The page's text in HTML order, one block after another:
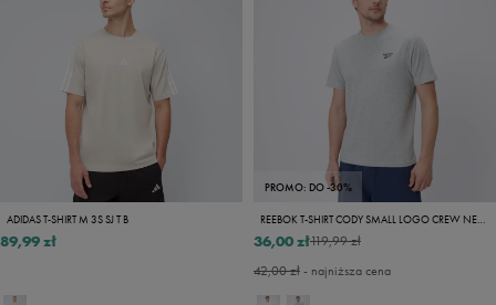
ADIDAS T-SHIRT M 3S SJ T B
89,99 zł
PROMO: DO -30%
REEBOK T-SHIRT CODY SMALL LOGO CREW NECK
119,99 zł
36,00 zł
42,00 zł- najniższa cena